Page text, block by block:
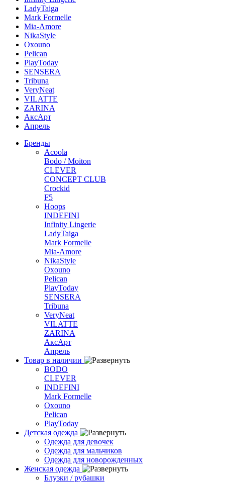
LadyTaiga
Mark Formelle
Mia-Amore
NikaStyle
Oxouno
Pelican
PlayToday
SENSERA
Tribuna
VeryNeat
VILATTE
ZARINA
АксАрт
Апрель
Бренды
Acoola
Bodo / Moiton
CLEVER
CONCEPT CLUB
Crockid
F5
Hoops
INDEFINI
Infinity Lingerie
LadyTaiga
Mark Formelle
Mia-Amore
NikaStyle
Oxouno
Pelican
PlayToday
SENSERA
Tribuna
VeryNeat
VILATTE
ZARINA
АксАрт
Апрель
Товар в наличии
BODO
CLEVER
INDEFINI
Mark Formelle
Oxouno
Pelican
PlayToday
Детская одежда
Одежда для девочек
Одежда для мальчиков
Одежда для новорожденных
Женская одежда
Блузки / рубашки